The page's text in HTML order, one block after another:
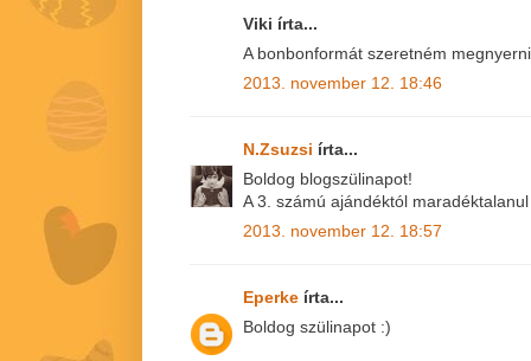
Viki írta...
A bonbonformát szeretném
2013. november 12. 18:46
N.Zsuzsi írta...
Boldog blogszülinapot!
A 3. számú ajándéktól
2013. november 12. 18:57
Eperke írta...
Boldog szülinapot :)